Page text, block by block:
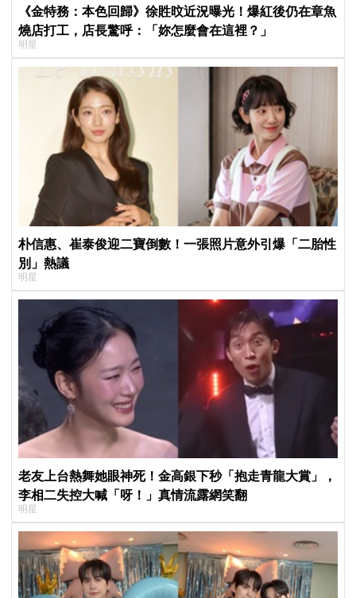
《金特務：本色回歸》徐貹旼近況曝光！爆紅後仍在章魚
燒店打工，店長驚呼：「妳怎麼會在這裡？」
明星
朴信惠、崔泰俊迎二寶倒數！一張照片意外引爆「二胎性
別」熱議
明星
老友上台熱舞她眼神死！金高銀下秒「抱走青龍大賞」，
李相二失控大喊「呀！」真情流露網笑翻
明星